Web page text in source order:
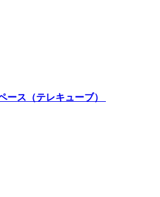
ース（テレキューブ）